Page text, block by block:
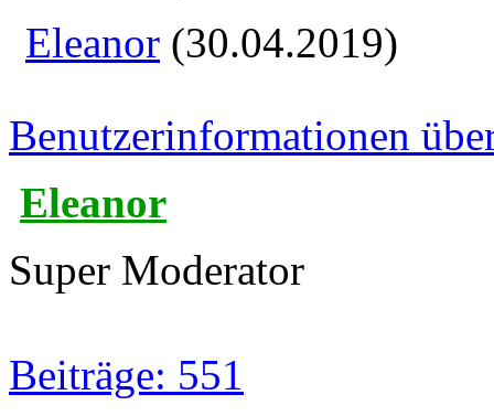
Eleanor (30.04.2019)
Benutzerinformationen
Eleanor
Super Moderator
Beiträge: 551